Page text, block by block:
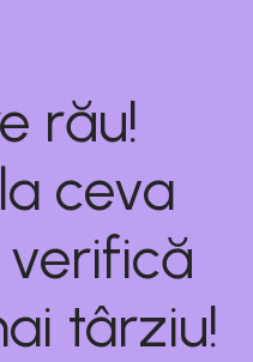
rău!
ceva
târziu!